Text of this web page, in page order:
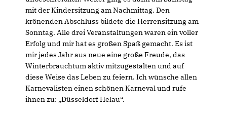
mit der Kindersitzung am Nachmittag. Den
krönenden Abschluss bildete die Herrensitzung am
Sonntag. Alle drei Veranstaltungen waren ein voller
Erfolg und mir hat es großen Spaß gemacht. Es ist
mir jedes Jahr aus neue eine große Freude, das
Winterbrauchtum aktiv mitzugestalten und auf
diese Weise das Leben zu feiern. Ich wünsche allen
Karnevalisten einen schönen Karneval und rufe
ihnen zu: „Düsseldorf Helau“.